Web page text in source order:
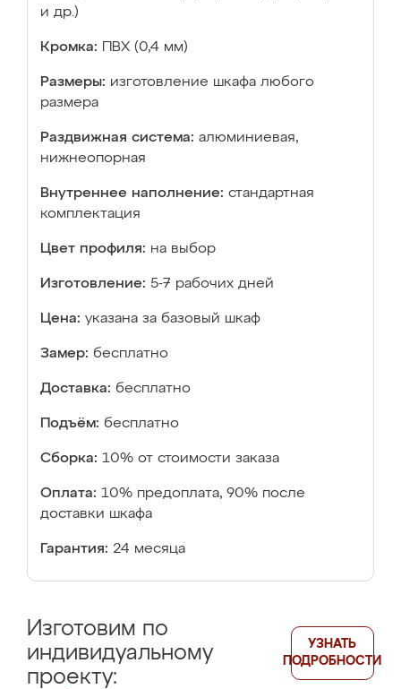
и др.)
Кромка: ПВХ (0,4 мм)
Размеры: изготовление шкафа любого
размера
Раздвижная система: алюминиевая,
нижнеопорная
Внутреннее наполнение: стандартная
комплектация
Цвет профиля: на выбор
Изготовление: 5-7 рабочих дней
Цена: указана за базовый шкаф
Замер: бесплатно
Доставка: бесплатно
Подъём: бесплатно
Сборка: 10% от стоимости заказа
Оплата: 10% предоплата, 90% после
доставки шкафа
Гарантия: 24 месяца
Изготовим по
индивидуальному
проекту:
УЗНАТЬ
ПОДРОБНОСТИ